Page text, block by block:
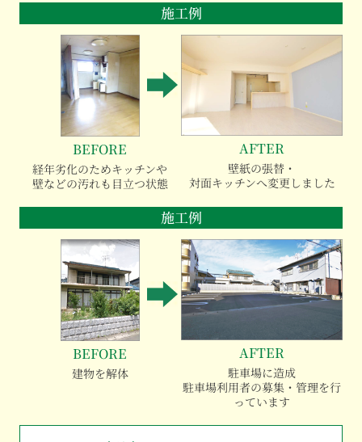
施工例
BEFORE
経年劣化のためキッチンや
壁などの汚れも目立つ状態
AFTER
壁紙の張替・
対面キッチンへ変更しました
施工例
BEFORE
建物を解体
AFTER
駐車場に造成
駐車場利用者の募集・管理を行
っています